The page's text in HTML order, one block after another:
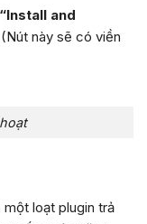
“Install and
này sẽ có viền
loạt plugin trả